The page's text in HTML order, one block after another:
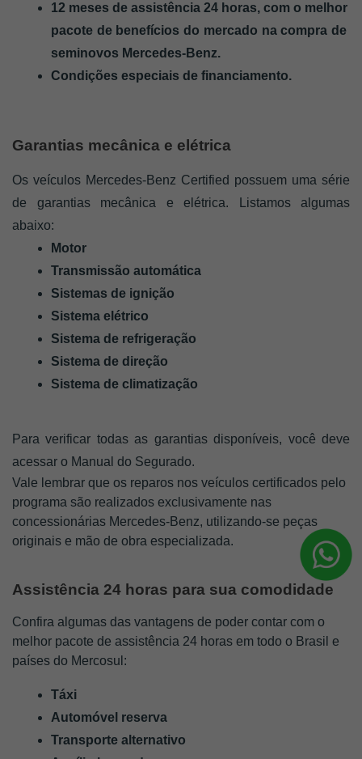
12 meses de assistência 24 horas, com o melhor
pacote de benefícios do mercado na compra de
seminovos Mercedes-Benz.
Condições especiais de financiamento.
Garantias mecânica e elétrica
Os veículos Mercedes-Benz Certified possuem uma série
de garantias mecânica e elétrica. Listamos algumas
abaixo:
Motor
Transmissão automática
Sistemas de ignição
Sistema elétrico
Sistema de refrigeração
Sistema de direção
Sistema de climatização
Para verificar todas as garantias disponíveis, você deve
acessar o Manual do Segurado.
Vale lembrar que os reparos nos veículos certificados pelo
programa são realizados exclusivamente nas
concessionárias Mercedes-Benz, utilizando-se peças
originais e mão de obra especializada.
Assistência 24 horas para sua comodidade
Confira algumas das vantagens de poder contar com o
melhor pacote de assistência 24 horas em todo o Brasil e
países do Mercosul:
Táxi
Automóvel reserva
Transporte alternativo